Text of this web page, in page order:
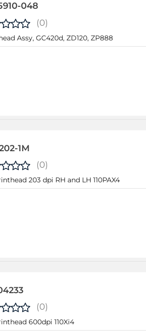
048
(0)
Assy, GC420d, ZD120, ZP888
1M
(0)
203 dpi RH and LH 110PAX4
(0)
600dpi 110Xi4